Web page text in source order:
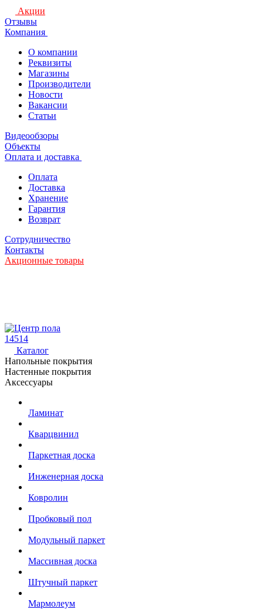
Акции
Отзывы
Компания
О компании
Реквизиты
Магазины
Производители
Новости
Вакансии
Статьи
Видеообзоры
Объекты
Оплата и доставка
Оплата
Доставка
Хранение
Гарантия
Возврат
Сотрудничество
Контакты
Акционные товары
14514
Каталог
Напольные покрытия
Настенные покрытия
Аксессуары
Ламинат
Кварцвинил
Паркетная доска
Инженерная доска
Ковролин
Пробковый пол
Модульный паркет
Массивная доска
Штучный паркет
Мармолеум